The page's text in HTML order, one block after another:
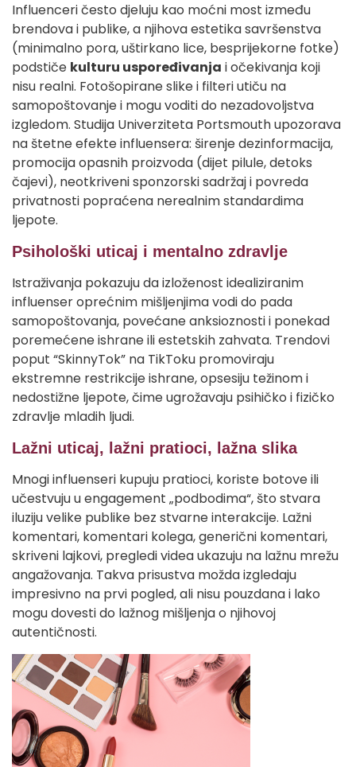
Influenceri često djeluju kao moćni most između
brendova i publike, a njihova estetika savršenstva
(minimalno pora, uštirkano lice, besprijekorne fotke)
podstiče kulturu uspoređivanja i očekivanja koji
nisu realni. Fotošopirane slike i filteri utiču na
samopoštovanje i mogu voditi do nezadovoljstva
izgledom. Studija Univerziteta Portsmouth upozorava
na štetne efekte influensera: širenje dezinformacija,
promocija opasnih proizvoda (dijet pilule, detoks
čajevi), neotkriveni sponzorski sadržaj i povreda
privatnosti popraćena nerealnim standardima
ljepote.
Psihološki uticaj i mentalno zdravlje
Istraživanja pokazuju da izloženost idealiziranim
influenser oprećnim mišljenjima vodi do pada
samopoštovanja, povećane anksioznosti i ponekad
poremećene ishrane ili estetskih zahvata. Trendovi
poput “SkinnyTok” na TikToku promoviraju
ekstremne restrikcije ishrane, opsesiju težinom i
nedostižne ljepote, čime ugrožavaju psihičko i fizičko
zdravlje mladih ljudi.
Lažni uticaj, lažni pratioci, lažna slika
Mnogi influenseri kupuju pratioci, koriste botove ili
učestvuju u engagement „podbodima“, što stvara
iluziju velike publike bez stvarne interakcije. Lažni
komentari, komentari kolega, generični komentari,
skriveni lajkovi, pregledi videa ukazuju na lažnu mrežu
angažovanja. Takva prisustva možda izgledaju
impresivno na prvi pogled, ali nisu pouzdana i lako
mogu dovesti do lažnog mišljenja o njihovoj
autentičnosti.